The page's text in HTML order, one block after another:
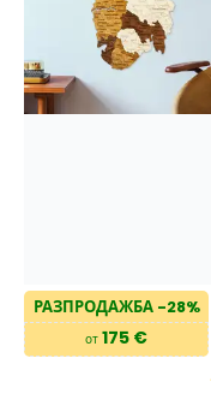
РАЗПРОДАЖБА -28%
от 175 €